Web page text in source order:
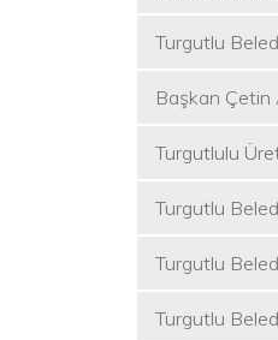
Hizmete
Turgutlu
Kuracak
Başkan Çetin
Turgutlulu
Turgutlu
Turgutlu
Turgutlu